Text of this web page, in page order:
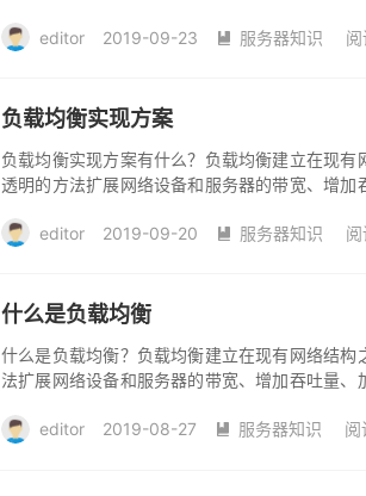
editor
2019-09-23  服务器知识
负载均衡实现方案
负载均衡实现方案有什么？负载均衡建立在现
透明的方法扩展网络设备和服务器的带宽、增加
editor
2019-09-20  服务器知识
什么是负载均衡
什么是负载均衡？负载均衡建立在现有网络结
法扩展网络设备和服务器的带宽、增加吞吐量、
editor
2019-08-27  服务器知识